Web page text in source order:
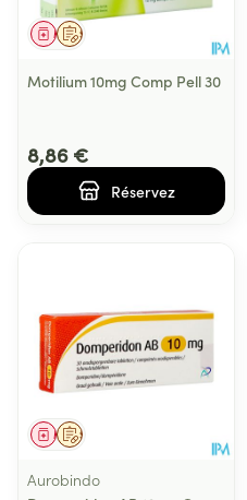
Sur prescription
Médicament
Motilium 10mg Comp Pell 30
8,86 €
Réservez
Sur prescription
Médicament
Aurobindo